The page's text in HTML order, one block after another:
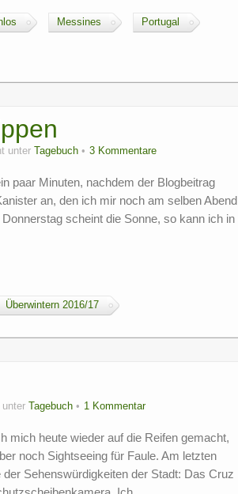
Messines Portugal
unter Tagebuch 3 Kommentare
paar Minuten, nachdem der Blogbeitrag
an, den ich mir noch am selben Abend
scheint die Sonne, so kann ich in
Überwintern 2016/17
Tagebuch 1 Kommentar
mich heute wieder auf die Reifen gemacht,
noch Sightseeing für Faule. Am letzten
Sehenswürdigkeiten der Stadt: Das Cruz